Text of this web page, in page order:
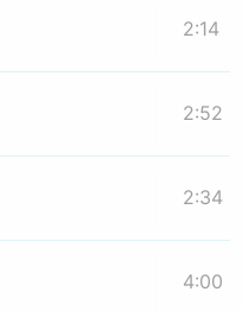
2:14
2:52
2:34
4:00